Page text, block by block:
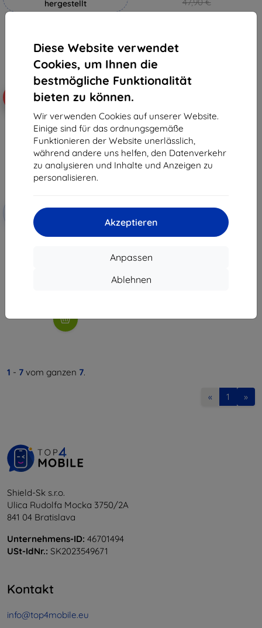
Diese Website verwendet
Cookies, um Ihnen die
bestmögliche Funktionalität
bieten zu können.
Wir verwenden Cookies auf unserer Website.
Einige sind für das ordnungsgemäße
Funktionieren der Website unerlässlich,
während andere uns helfen, den Datenverkehr
zu analysieren und Inhalte und Anzeigen zu
personalisieren.
Akzeptieren
Anpassen
Ablehnen
hergestellt
Auf Lager 4 Stk.
43,11 €
mit
3mk TechWrap Matte
1 - 7 vom ganzen 7.
« 1 »
Shield-Sk s.r.o.
Ulica Rudolfa Mocka 3750/2A
841 04 Bratislava
Unternehmens-ID: 46701494
USt-IdNr.: SK2023549671
Kontakt
info@top4mobile.eu